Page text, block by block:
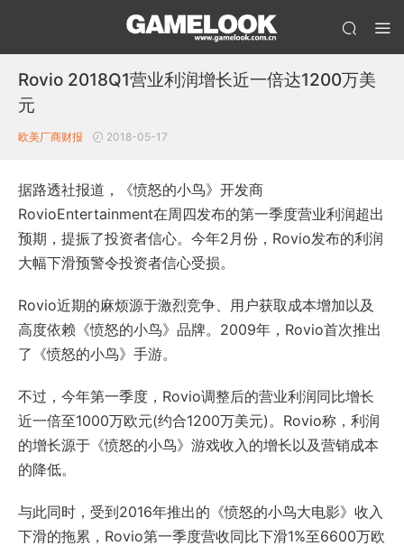
Rovio 2018Q1营业利润增长近一倍达1200万美
元
欧美厂商财报 2018-05-17
据路透社报道，《愤怒的小鸟》开发商
RovioEntertainment在周四发布的第一季度营业利润超出
预期，提振了投资者信心。今年2月份，Rovio发布的利润
大幅下滑预警令投资者信心受损。
Rovio近期的麻烦源于激烈竞争、用户获取成本增加以及
高度依赖《愤怒的小鸟》品牌。2009年，Rovio首次推出
了《愤怒的小鸟》手游。
不过，今年第一季度，Rovio调整后的营业利润同比增长
近一倍至1000万欧元(约合1200万美元)。Rovio称，利润
的增长源于《愤怒的小鸟》游戏收入的增长以及营销成本
的降低。
与此同时，受到2016年推出的《愤怒的小鸟大电影》收入
下滑的拖累，Rovio第一季度营收同比下滑1%至6600万欧